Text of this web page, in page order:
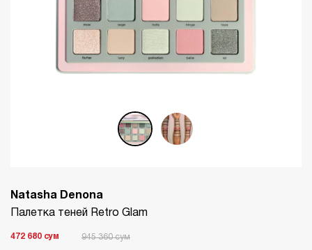
Natasha Denona
Палетка теней Retro Glam
472 680 сум 945 360сум